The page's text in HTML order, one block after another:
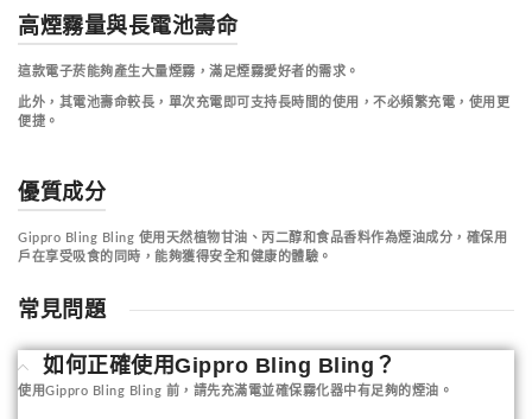
高煙霧量與長電池壽命
這款電子菸能夠產生大量煙霧，滿足煙霧愛好者的需求。
此外，其電池壽命較長，單次充電即可支持長時間的使用，不必頻繁充電，使用更
便捷。
優質成分
Gippro Bling Bling 使用天然植物甘油、丙二醇和食品香料作為煙油成分，確保用
戶在享受吸食的同時，能夠獲得安全和健康的體驗。
常見問題
如何正確使用Gippro Bling Bling？
使用Gippro Bling Bling 前，請先充滿電並確保霧化器中有足夠的煙油。